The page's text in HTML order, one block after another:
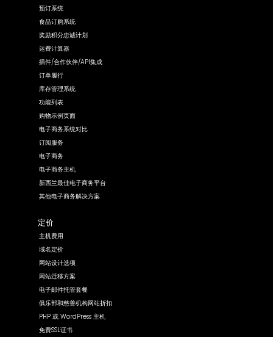
预订系统
食品订购系统
奖励积分忠诚计划
运费计算器
插件/合作伙伴/API集成
订单履行
库存管理系统
功能列表
购物示例页面
电子商务系统对比
订阅服务
电子商务
电子商务主机
新西兰最佳电子商务平台
其他电子商务解决方案
定价
主机费用
域名定价
网站设计选项
网站迁移方案
电子邮件托管套餐
俱乐部和慈善机构网站折扣
PHP 或 WordPress 主机
免费SSL证书